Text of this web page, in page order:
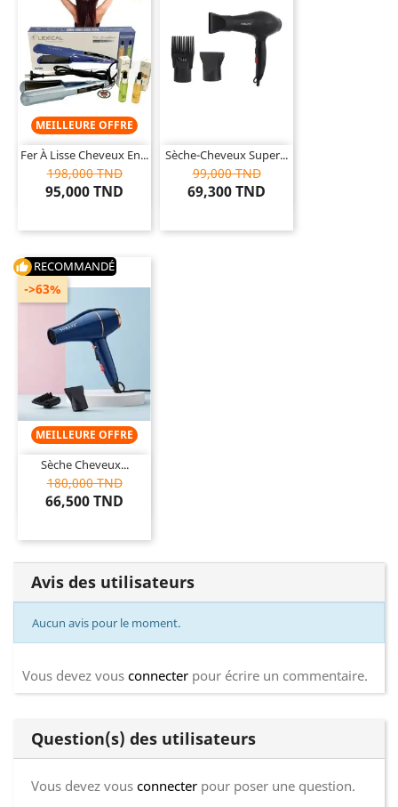
MEILLEURE OFFRE
Fer À Lisse Cheveux En...
198,000 TND
95,000 TND
Sèche-Cheveux Super...
99,000 TND
69,300 TND
thumb_up RECOMMANDÉ
MEILLEURE OFFRE
Sèche Cheveux...
180,000 TND
66,500 TND
->63%
Avis des utilisateurs
Aucun avis pour le moment.
Vous devez vous connecter pour écrire un commentaire.
Question(s) des utilisateurs
Vous devez vous connecter pour poser une question.